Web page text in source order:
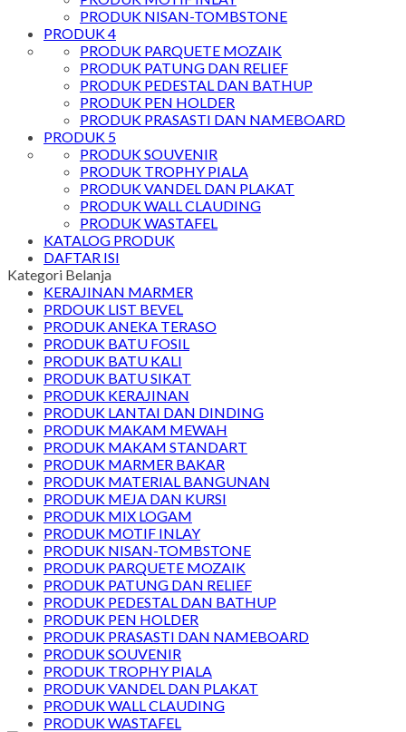
PRODUK NISAN-TOMBSTONE
PRODUK 4
PRODUK PARQUETE MOZAIK
PRODUK PATUNG DAN RELIEF
PRODUK PEDESTAL DAN BATHUP
PRODUK PEN HOLDER
PRODUK PRASASTI DAN NAMEBOARD
PRODUK 5
PRODUK SOUVENIR
PRODUK TROPHY PIALA
PRODUK VANDEL DAN PLAKAT
PRODUK WALL CLAUDING
PRODUK WASTAFEL
KATALOG PRODUK
DAFTAR ISI
Kategori Belanja
KERAJINAN MARMER
PRDOUK LIST BEVEL
PRODUK ANEKA TERASO
PRODUK BATU FOSIL
PRODUK BATU KALI
PRODUK BATU SIKAT
PRODUK KERAJINAN
PRODUK LANTAI DAN DINDING
PRODUK MAKAM MEWAH
PRODUK MAKAM STANDART
PRODUK MARMER BAKAR
PRODUK MATERIAL BANGUNAN
PRODUK MEJA DAN KURSI
PRODUK MIX LOGAM
PRODUK MOTIF INLAY
PRODUK NISAN-TOMBSTONE
PRODUK PARQUETE MOZAIK
PRODUK PATUNG DAN RELIEF
PRODUK PEDESTAL DAN BATHUP
PRODUK PEN HOLDER
PRODUK PRASASTI DAN NAMEBOARD
PRODUK SOUVENIR
PRODUK TROPHY PIALA
PRODUK VANDEL DAN PLAKAT
PRODUK WALL CLAUDING
PRODUK WASTAFEL